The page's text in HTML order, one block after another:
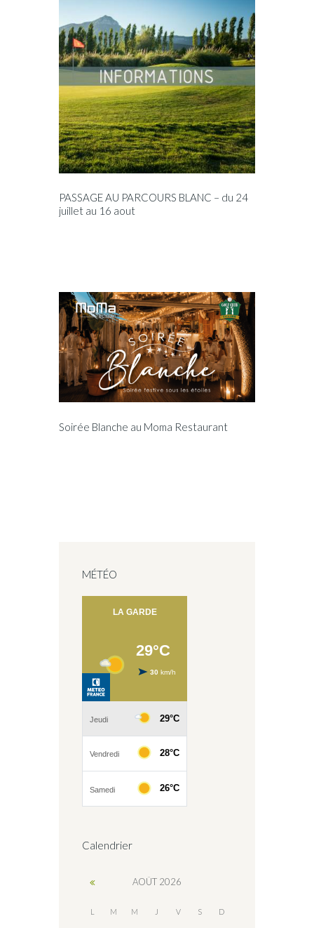
PASSAGE AU PARCOURS BLANC – du 24
juillet au 16 aout
Soirée Blanche au Moma Restaurant
MÉTÉO
Calendrier
AOÛT 2026
L M M J V S D